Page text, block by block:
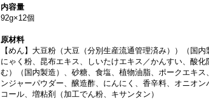
内容量
92g×12個
原材料
【めん】大豆粉（大豆（分別生産流通管理済み））（国
にゃく粉、昆布エキス、しいたけエキス／かんすい、酸
む）（国内製造）、砂糖、食塩、植物油脂、ポークエキ
ンジャーパウダー、醸造酢、にんにく、香辛料、オニオ
コール、増粘剤（加工でん粉、キサンタン）